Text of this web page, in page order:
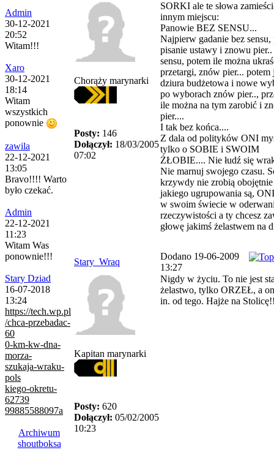
Admin
30-12-2021
20:52
Witam!!!
Xaro
30-12-2021
18:14
Witam
wszystkich
ponownie
zawila
22-12-2021
13:05
Bravo!!!! Warto
było czekać.
Admin
22-12-2021
11:23
Witam Was
ponownie!!!
Stary Dziad
16-07-2018
13:24
https://tech.wp.pl
/chca-przebadac-
60
0-km-kw-dna-
morza-
szukaja-wraku-
pols
kiego-okretu-
62739
99885588097a
Archiwum
shoutboksa
Chorąży marynarki
Posty: 146
Dołączył: 18/03/2005
07:02
SORKI ale te słowa
innym miejscu:
Panowie BEZ SENSU...
Najpierw gadanie bez sensu,
pisanie ustawy i znowu pier..
sensu, potem ile można
przetargi, znów pier... potem
dziura budżetowa i nowe
po wyborach znów pier..,
ile można na tym zarobić i
pier....
I tak bez końca....
Z dala od polityków ONI
tylko o SOBIE i SWOIM
ŻŁOBIE.... Nie łudź się
Nie marnuj swojego czasu.
krzywdy nie zrobią
jakiego ugrupowania są,
w swoim świecie w
rzeczywistości a ty chcesz
głowę jakimś żelastwem na
Stary_Wraq
Dodano 19-06-2009
13:27
Kapitan marynarki
Posty: 620
Dołączył: 05/02/2005
10:23
Nigdy w życiu. To nie jest
żelastwo, tylko ORZEŁ, a
in. od tego. Hajże na